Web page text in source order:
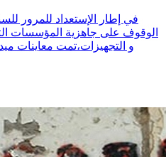
الوقوف على جاهزية المؤسسات
و التجهيزات،تمت معاينات